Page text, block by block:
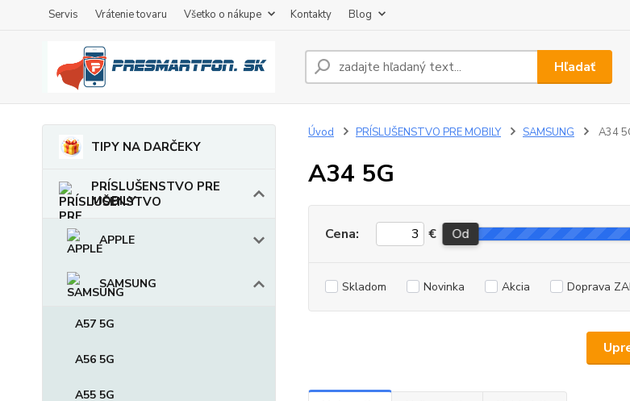
Servis Vrátenie tovaru Všetko o nákupe Kontakty Blog
Hľadať
TIPY NA DARČEKY
PRÍSLUŠENSTVO PRE
MOBILY
APPLE
SAMSUNG
A57 5G
A56 5G
A55 5G
Úvod PRÍSLUŠENSTVO PRE MOBILY SAMSUNG A34
A34 5G
Cena: € Od
Skladom Novinka Akcia Doprava